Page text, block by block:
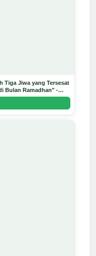
Tiga Jiwa yang Tersesat
Bulan Ramadhan" -